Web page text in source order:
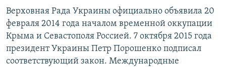
Верховная Рада Украины официально объявила 20
февраля 2014 года началом временной оккупации
Крыма и Севастополя Россией. 7 октября 2015 года
президент Украины Петр Порошенко подписал
соответствующий закон. Международные